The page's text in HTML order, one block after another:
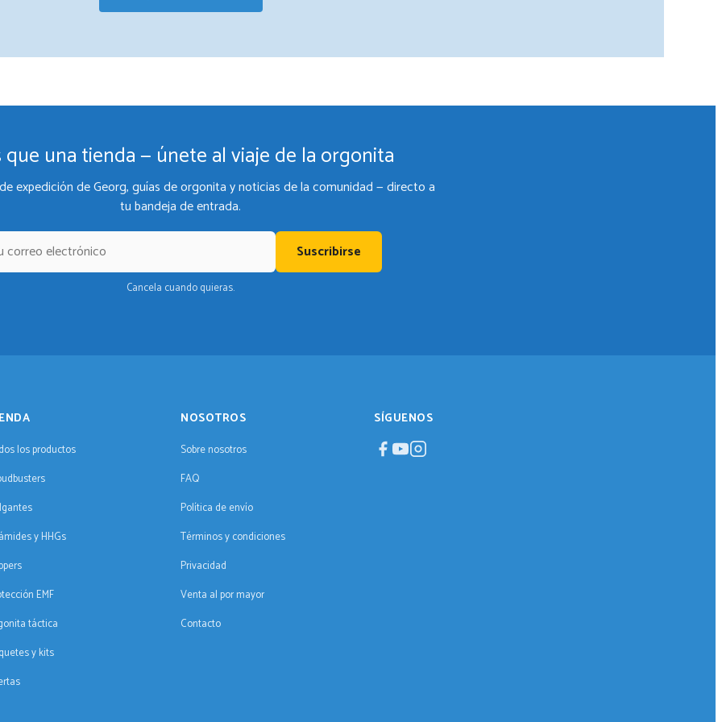
que una tienda — únete al viaje de la orgonita
expedición de Georg, guías de orgonita y noticias de la comunidad — directo a
tu bandeja de entrada.
Suscribirse
Cancela cuando quieras.
los productos
y HHGs
EMF
táctica
y kits
NOSOTROS
Sobre nosotros
FAQ
Política de envío
Términos y condiciones
Privacidad
Venta al por mayor
Contacto
SÍGUENOS